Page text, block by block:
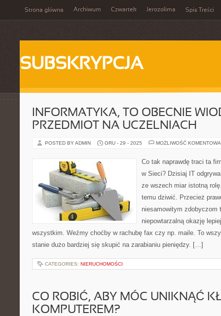
Strona główna Archiwum Czwartek Jerozolima Spis Treści
SUBSKRYPCJA
INFORMATYKA, TO OBECNIE
PRZEDMIOT NA UCZELNIACH
POSTED BY ADMIN GRU - 29 - 2025 MOŻLIWOŚĆ
Co tak naprawdę traci ta
w Sieci? Dzisiaj IT
ze wszech miar istotną
temu dziwić. Przecież
niesamowitym zdobyczom
niepowtarzalną okazję
wszystkim. Weźmy choćby w rachubę fax czy np. maile. To
stanie dużo bardziej się skupić na zarabianiu pieniędzy. […]
CATEGORIES: NIERUCHOMOŚCI
CO ROBIĆ, ABY MÓC UNIKNĄĆ
KOMPUTEREM?